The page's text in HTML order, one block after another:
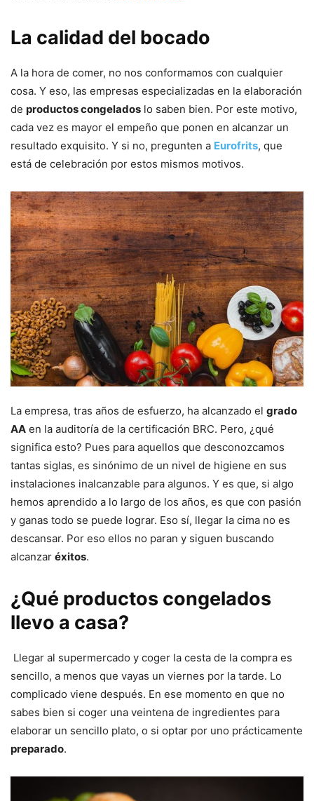
La calidad del bocado
A la hora de comer, no nos conformamos con cualquier
cosa. Y eso, las empresas especializadas en la elaboración
de productos congelados lo saben bien. Por este motivo,
cada vez es mayor el empeño que ponen en alcanzar un
resultado exquisito. Y si no, pregunten a Eurofrits, que
está de celebración por estos mismos motivos.
La empresa, tras años de esfuerzo, ha alcanzado el grado
AA en la auditoría de la certificación BRC. Pero, ¿qué
significa esto? Pues para aquellos que desconozcamos
tantas siglas, es sinónimo de un nivel de higiene en sus
instalaciones inalcanzable para algunos. Y es que, si algo
hemos aprendido a lo largo de los años, es que con pasión
y ganas todo se puede lograr. Eso sí, llegar la cima no es
descansar. Por eso ellos no paran y siguen buscando
alcanzar éxitos.
¿Qué productos congelados
llevo a casa?
Llegar al supermercado y coger la cesta de la compra es
sencillo, a menos que vayas un viernes por la tarde. Lo
complicado viene después. En ese momento en que no
sabes bien si coger una veintena de ingredientes para
elaborar un sencillo plato, o si optar por uno prácticamente
preparado.